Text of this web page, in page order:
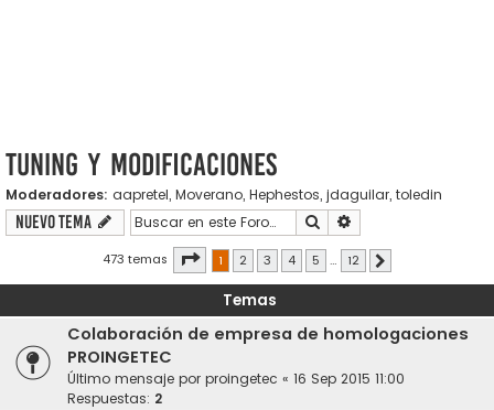
Tuning y modificaciones
Moderadores: aapretel, Moverano, Hephestos, jdaguilar, toledin
Nuevo Tema Buscar
473 temas Página de 12
1 2 3 4 5 … 12
Temas
Colaboración de empresa de homologaciones
PROINGETEC
Último mensaje por proingetec « 16 Sep 2015 11:00
Respuestas: 2